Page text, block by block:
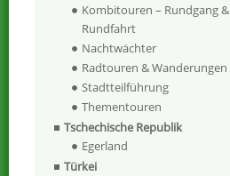
Kombitouren – Rundgang &
Rundfahrt
Nachtwächter
Radtouren & Wanderungen
Stadtteilführung
Thementouren
Tschechische Republik
Egerland
Türkei